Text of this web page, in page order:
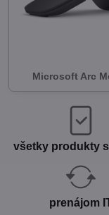
Microsoft Arc
všetky produkty
prenájom